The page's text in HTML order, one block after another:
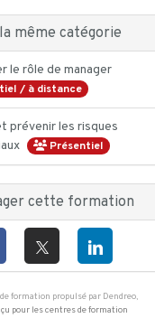
même catégorie
le rôle de manager
/ à distance
prévenir les risques
Présentiel
cette formation
formation propulsé par Dendreo,
pour les centres de formation